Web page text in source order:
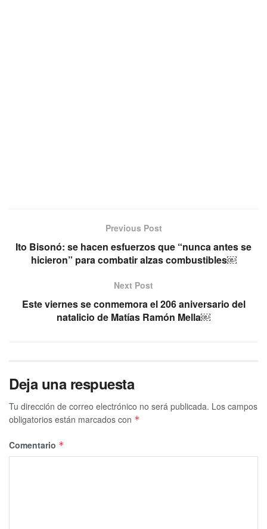
Previous Post
Ito Bisonó: se hacen esfuerzos que “nunca antes se
hicieron” para combatir alzas combustibles￼
Next Post
Este viernes se conmemora el 206 aniversario del
natalicio de Matías Ramón Mella￼
Deja una respuesta
Tu dirección de correo electrónico no será publicada. Los campos
obligatorios están marcados con *
Comentario *